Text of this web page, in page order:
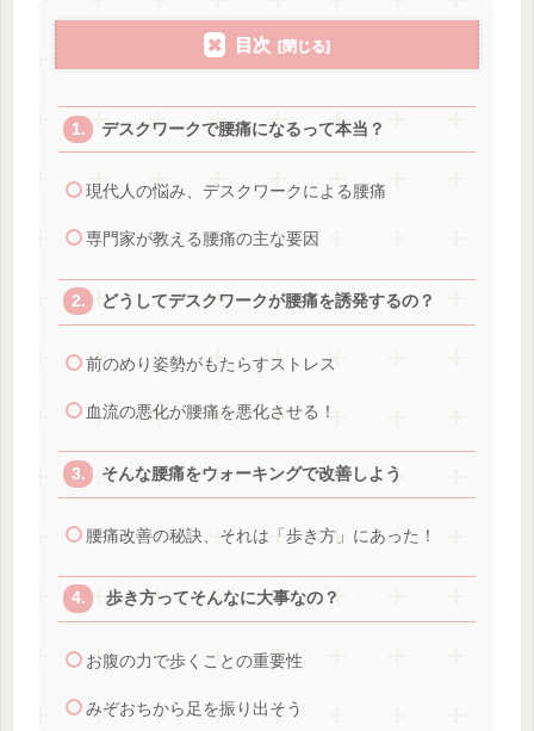
目次
デスクワークで腰痛になるって本当？
現代人の悩み、デスクワークによる腰痛
専門家が教える腰痛の主な要因
どうしてデスクワークが腰痛を誘発するの？
前のめり姿勢がもたらすストレス
血流の悪化が腰痛を悪化させる！
そんな腰痛をウォーキングで改善しよう
腰痛改善の秘訣、それは「歩き方」にあった！
歩き方ってそんなに大事なの？
お腹の力で歩くことの重要性
みぞおちから足を振り出そう